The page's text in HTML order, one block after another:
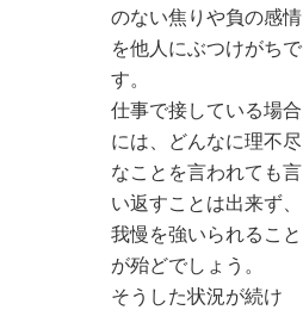
のない焦りや負の感情
を他人にぶつけがちで
す。
仕事で接している場合
には、どんなに理不尽
なことを言われても言
い返すことは出来ず、
我慢を強いられること
が殆どでしょう。
そうした状況が続け